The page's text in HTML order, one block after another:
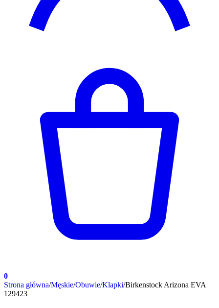
0
Strona główna/Męskie/Obuwie/Klapki/Birkenstock Arizona EVA
129423